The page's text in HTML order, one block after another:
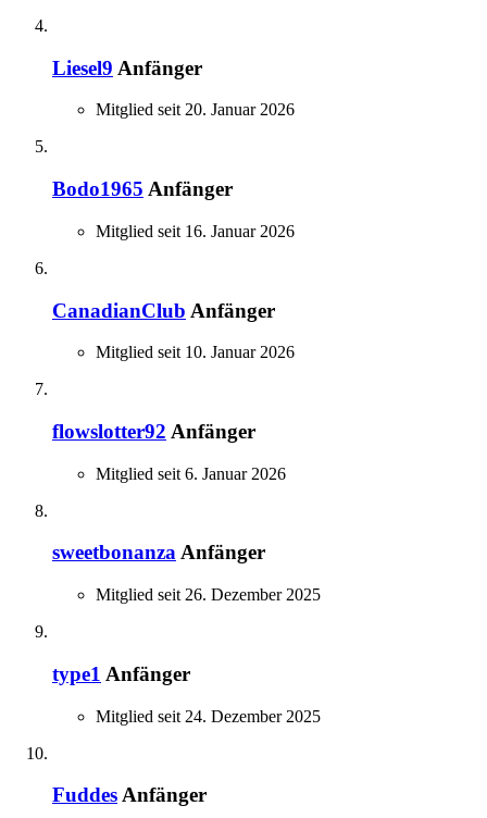
Liesel9 Anfänger
Mitglied seit 20. Januar 2026
Bodo1965 Anfänger
Mitglied seit 16. Januar 2026
CanadianClub Anfänger
Mitglied seit 10. Januar 2026
flowslotter92 Anfänger
Mitglied seit 6. Januar 2026
sweetbonanzaAnfänger
Mitglied seit 26. Dezember 2025
type1 Anfänger
Mitglied seit 24. Dezember 2025
FuddesAnfänger